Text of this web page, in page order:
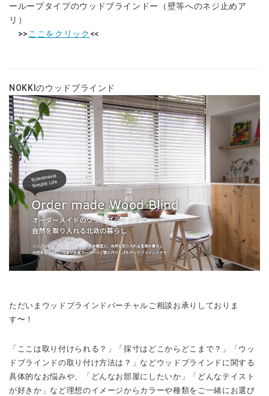
ーループタイプのウッドブラインドー（壁等へのネジ止めア
リ）
>> ここをクリック <<
NOKKIのウッドブラインド
ただいまウッドブラインドバーチャルご相談お承りしておりま
す〜！
「ここは取り付けられる？」「採寸はどこからどこまで？」「ウッ
ドブラインドの取り付け方法は？」などウッドブラインドに関する
具体的なお悩みや、「どんなお部屋にしたいか」「どんなテイスト
が好きか」など理想のイメージからカラーや種類をご一緒にお選び